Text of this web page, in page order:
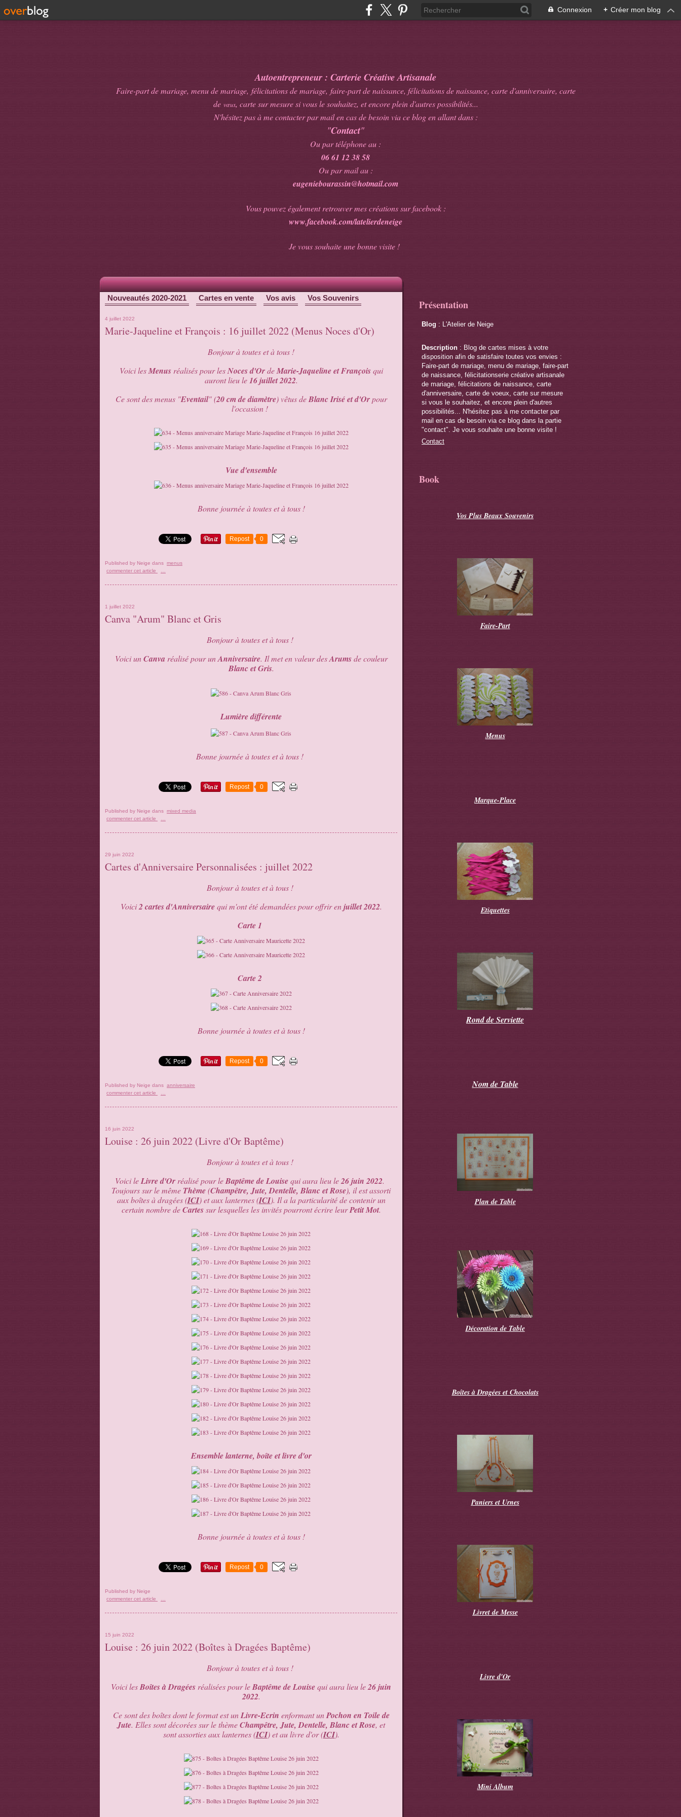
Connexion + Créer mon blog
Autoentrepreneur : Carterie Créative Artisanale
Faire-part de mariage, menu de mariage, félicitations de mariage, faire-part de naissance, félicitations de naissance, carte d'anniversaire, carte
de vœux, carte sur mesure si vous le souhaitez, et encore plein d'autres possibilités...
N'hésitez pas à me contacter par mail en cas de besoin via ce blog en allant dans :
"Contact"
Ou par téléphone au :
06 61 12 38 58
Ou par mail au :
eugeniebourassin@hotmail.com
Vous pouvez également retrouver mes créations sur facebook :
www.facebook.com/latelierdeneige
Je vous souhaite une bonne visite !
Nouveautés 2020-2021 Cartes en vente Vos avis Vos Souvenirs
4 juillet 2022
Marie-Jaqueline et François : 16 juillet 2022 (Menus Noces d'Or)
Bonjour à toutes et à tous !
Voici lesMenusréalisés pour lesNoces d'OrdeMarie-Jaqueline et Françoisqui
auront lieu le16 juillet 2022.
Ce sont des menus "Eventail" (20 cm de diamètre) vêtus deBlanc Irisé et d'Orpour
l'occasion !
Vue d'ensemble
Bonne journée à toutes et à tous !
Repost 0
Published by Neige dans menus
commenter cet article
1 juillet 2022
Canva "Arum" Blanc et Gris
Bonjour à toutes et à tous !
Voici unCanva réalisé pour unAnniversaire. Il met en valeur desArumsde couleur
Blanc et Gris.
Lumière différente
Bonne journée à toutes et à tous !
Repost 0
Published by Neige dans mixed media
commenter cet article
29 juin 2022
Cartes d'Anniversaire Personnalisées : juillet 2022
Bonjour à toutes et à tous !
Voici2 cartes d'Anniversairequi m'ont été demandées pour offrir enjuillet 2022.
Carte 1
Carte 2
Bonne journée à toutes et à tous !
Repost 0
Published by Neige dans anniversaire
commenter cet article
16 juin 2022
Louise : 26 juin 2022 (Livre d'Or Baptême)
Bonjour à toutes et à tous !
Voici leLivre d'Or réalisé pour leBaptême de Louisequi aura lieu le26 juin 2022.
Toujours sur le même Thème(Champêtre, Jute, Dentelle, Blanc et Rose), il est assorti
aux boîtes à dragées (ICI) et aux lanternes (ICI). Il a la particularité de contenir un
certain nombre deCartessur lesquelles les invités pourront écrire leurPetit Mot.
Ensemble lanterne, boîte et livre d'or
Bonne journée à toutes et à tous !
Repost 0
Published by Neige
commenter cet article
15 juin 2022
Louise : 26 juin 2022 (Boîtes à Dragées Baptême)
Bonjour à toutes et à tous !
Voici lesBoîtes à Dragées réalisées pour leBaptême de Louisequi aura lieu le26 juin
2022.
Ce sont des boîtes dont le format est unLivre-Ecrin enformant unPochon en Toile de
Jute. Elles sont décorées sur le thèmeChampêtre, Jute, Dentelle, Blanc et Rose, et
sont assorties aux lanternes (ICI) et au livre d'or (ICI).
Présentation
Blog : L'Atelier de Neige
Description : Blog de cartes mises à votre
disposition afin de satisfaire toutes vos envies :
Faire-part de mariage, menu de mariage, faire-part
de naissance, félicitationserie créative artisanale
de mariage, félicitations de naissance, carte
d'anniversaire, carte de voeux, carte sur mesure
si vous le souhaitez, et encore plein d'autres
possibilités... N'hésitez pas à me contacter par
mail en cas de besoin via ce blog dans la partie
"contact". Je vous souhaite une bonne visite !
Contact
Book
Vos Plus Beaux Souvenirs
Faire-Part
Menus
Marque-Place
Etiquettes
Rond de Serviette
Nom de Table
Plan de Table
Décoration de Table
Boîtes à Dragées et Chocolats
Paniers et Urnes
Livret de Messe
Livre d'Or
Mini Album